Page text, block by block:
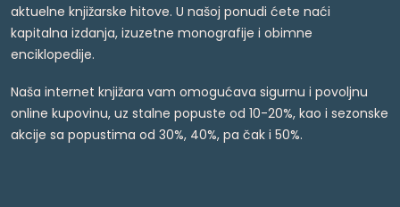
aktuelne knjižarske hitove. U našoj ponudi ćete naći
kapitalna izdanja, izuzetne monografije i obimne
enciklopedije.
Naša internet knjižara vam omogućava sigurnu i povoljnu
online kupovinu, uz stalne popuste od 10-20%, kao i sezonske
akcije sa popustima od 30%, 40%, pa čak i 50%.